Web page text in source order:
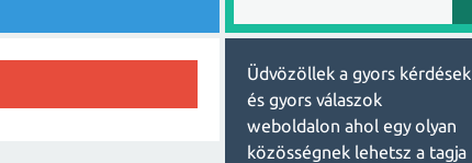
Üdvözöllek a gyors kérdések
és gyors válaszok
weboldalon ahol egy olyan
közösségnek lehetsz a tagja